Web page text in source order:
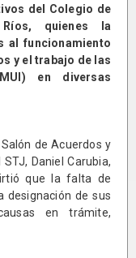
del Colegio de
quienes la
al funcionamiento
y el trabajo de las
en diversas
de Acuerdos y
Daniel Carubia,
que la falta de
designación de sus
en trámite,